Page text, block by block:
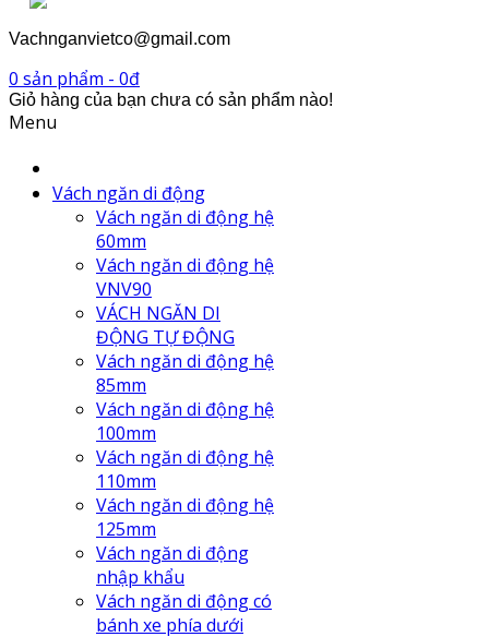
Vachnganvietco@gmail.com
0 sản phẩm - 0đ
Giỏ hàng của bạn chưa có sản phẩm nào!
Menu
Vách ngăn di động
Vách ngăn di động hệ
60mm
Vách ngăn di động hệ
VNV90
VÁCH NGĂN DI
ĐỘNG TỰ ĐỘNG
Vách ngăn di động hệ
85mm
Vách ngăn di động hệ
100mm
Vách ngăn di động hệ
110mm
Vách ngăn di động hệ
125mm
Vách ngăn di động
nhập khẩu
Vách ngăn di động có
bánh xe phía dưới